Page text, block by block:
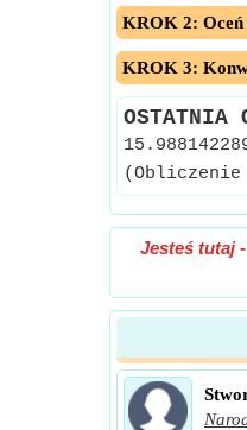
KROK 2: Oceń
KROK 3:
OSTATNIA
(Obliczenie
Jesteś tutaj-